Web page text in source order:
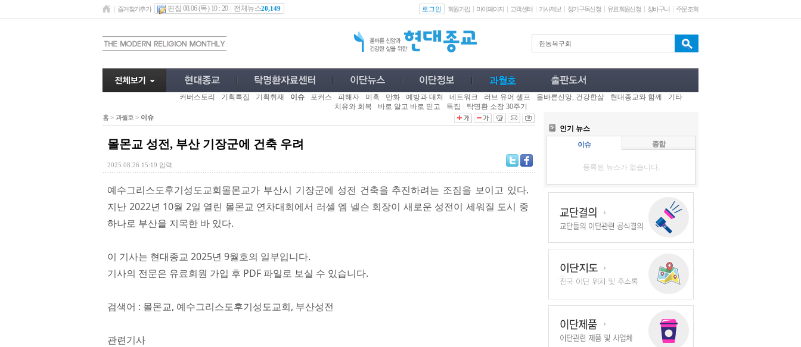
즐겨찾기추가 편집 08.06 (목) 10 : 20 전체뉴스20,149 로그인 회원가입 마이페이지 고객센터 기사제보 정기구독신청 유료회원신청 장바구니 주문조회
커버스토리 기획특집 기획취재 이슈 포커스 피해자 미혹 만화 예방과 대처 네트워크 러브 유어 셀프 올바른신앙, 건강한삶 현대종교와 함께
기타
치유와 회복
바로 알고 바로 믿고 특집 탁명환 소장 30주기
홈 > 과월호 > 이슈
몰몬교 성전, 부산 기장군에 건축 우려
2025.08.26 15:19 입력
예수그리스도후기성도교회몰몬교가 부산시 기장군에 성전 건축을 추진하려는 조짐을 보이고 있다.
지난 2022년 10월 2일 열린 몰몬교 연차대회에서 러셀 엠 넬슨 회장이 새로운 성전이 세워질 도시 중
하나로 부산을 지목한 바 있다.
이 기사는 현대종교 2025년 9월호의 일부입니다.
기사의 전문은 유료회원 가입 후 PDF 파일로 보실 수 있습니다.
검색어 : 몰몬교, 예수그리스도후기성도교회, 부산성전
관련기사
인기 뉴스
이슈
종합
등록된 뉴스가 없습니다.